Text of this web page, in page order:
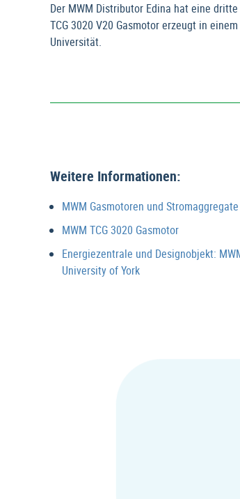
Der MWM Distributor Edina hat eine dritte
TCG 3020 V20 Gasmotor erzeugt in
Universität.
Weitere Informationen:
MWM Gasmotoren und Stromaggregate
MWM TCG 3020 Gasmotor
Energiezentrale und Designobjekt:
University of York